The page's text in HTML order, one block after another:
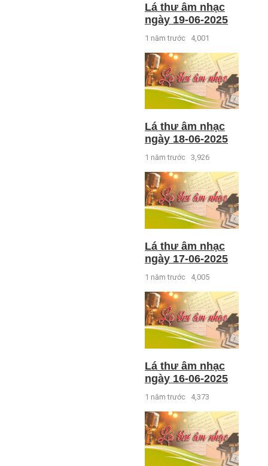
Lá thư âm nhạc
ngày 19-06-2025
1 năm trước 4,001
Lá thư âm nhạc
ngày 18-06-2025
1 năm trước 3,926
Lá thư âm nhạc
ngày 17-06-2025
1 năm trước 4,005
Lá thư âm nhạc
ngày 16-06-2025
1 năm trước 4,373